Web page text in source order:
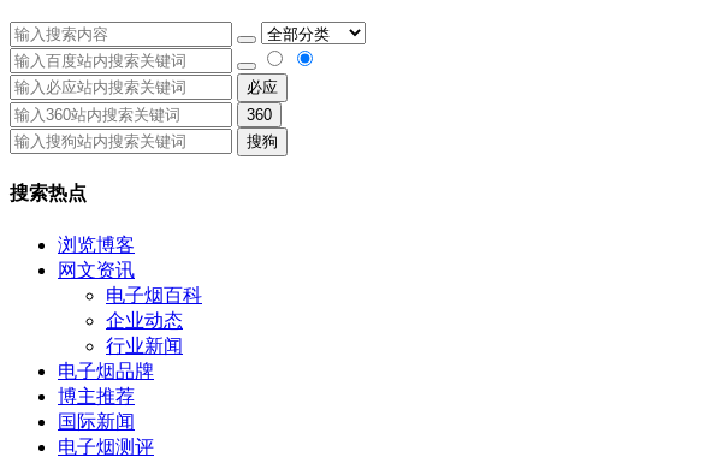
必应
360
搜狗
搜索热点
浏览博客
网文资讯
电子烟百科
企业动态
行业新闻
电子烟品牌
博主推荐
国际新闻
电子烟测评